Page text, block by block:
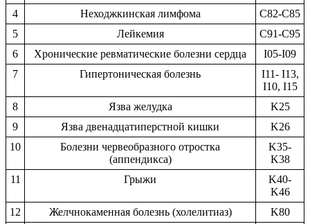
4
Неходжкинская лимфома
C82-C85
5
Лейкемия
C91-C95
6
Хронические ревматические болезни сердца
I05-I09
7
Гипертоническая болезнь
I11- I13,
I10, I15
8
Язва желудка
K25
9
Язва двенадцатиперстной кишки
K26
10
Болезни червеобразного отростка
(аппендикса)
K35-
K38
11
Грыжи
K40-
K46
12
Желчнокаменная болезнь (холелитиаз)
K80